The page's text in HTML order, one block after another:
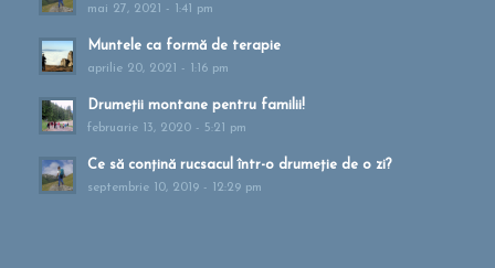
mai 27, 2021 - 1:41 pm
Muntele ca formă de terapie
aprilie 20, 2021 - 1:16 pm
Drumeții montane pentru familii!
februarie 13, 2020 - 5:21 pm
Ce să conțină rucsacul într-o drumeție de o zi?
septembrie 10, 2019 - 12:29 pm